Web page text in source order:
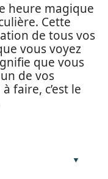
heure magique
Cette
de tous vos
vous voyez
que vous
de vos
faire, c’est le